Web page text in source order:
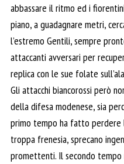
abbassare il ritmo ed i
piano, a guadagnare metri,
l’estremo Gentili, sempre
attaccanti avversari per
replica con le sue folate
Gli attacchi biancorossi però
della difesa modenese, sia
primo tempo ha fatto perdere
troppa frenesia, sprecano
promettenti. Il secondo